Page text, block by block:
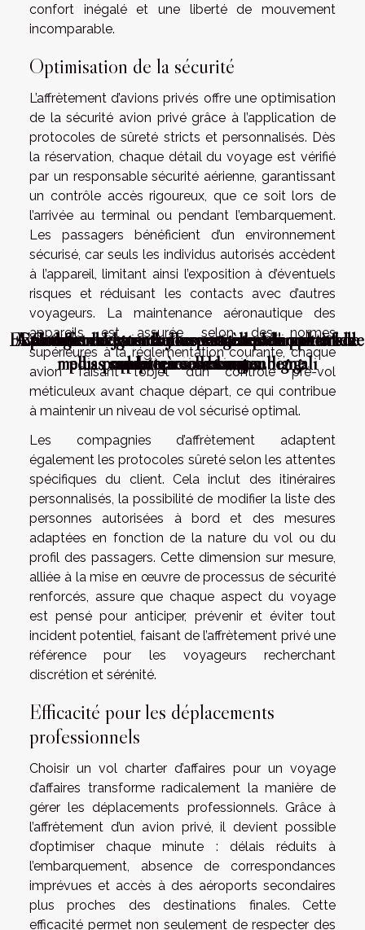
confort inégalé et une liberté de mouvement
incomparable.
Optimisation de la sécurité
L’affrètement d’avions privés offre une optimisation
de la sécurité avion privé grâce à l’application de
protocoles de sûreté stricts et personnalisés. Dès
la réservation, chaque détail du voyage est vérifié
par un responsable sécurité aérienne, garantissant
un contrôle accès rigoureux, que ce soit lors de
l’arrivée au terminal ou pendant l’embarquement.
Les passagers bénéficient d’un environnement
sécurisé, car seuls les individus autorisés accèdent
à l’appareil, limitant ainsi l’exposition à d’éventuels
risques et réduisant les contacts avec d’autres
voyageurs. La maintenance aéronautique des
appareils est assurée selon des normes
supérieures à la réglementation courante, chaque
avion faisant l’objet d’un contrôle pré-vol
méticuleux avant chaque départ, ce qui contribue
à maintenir un niveau de vol sécurisé optimal.
Les compagnies d’affrètement adaptent
également les protocoles sûreté selon les attentes
spécifiques du client. Cela inclut des itinéraires
personnalisés, la possibilité de modifier la liste des
personnes autorisées à bord et des mesures
adaptées en fonction de la nature du vol ou du
profil des passagers. Cette dimension sur mesure,
alliée à la mise en œuvre de processus de sécurité
renforcés, assure que chaque aspect du voyage
est pensé pour anticiper, prévenir et éviter tout
incident potentiel, faisant de l’affrètement privé une
référence pour les voyageurs recherchant
discrétion et sérénité.
Efficacité pour les déplacements
professionnels
Choisir un vol charter d’affaires pour un voyage
d’affaires transforme radicalement la manière de
gérer les déplacements professionnels. Grâce à
l’affrètement d’un avion privé, il devient possible
d’optimiser chaque minute : délais réduits à
l’embarquement, absence de correspondances
imprévues et accès à des aéroports secondaires
plus proches des destinations finales. Cette
efficacité permet non seulement de respecter des
Exploration des tendances actuelles en matière de
médias numériques en langue bengali
Comment les grands joueurs gèrent l'incertitude
sur le terrain et au jeu
Les différences entre les variantes de poker les
plus populaires en casino en ligne
Avantages de jouer à des versions démo avant de
parier réellement
Comment choisir un expert en paris sportifs
adapté à vos besoins